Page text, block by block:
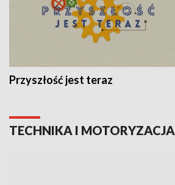
Przyszłość jest teraz
TECHNIKA I MOTORYZACJA